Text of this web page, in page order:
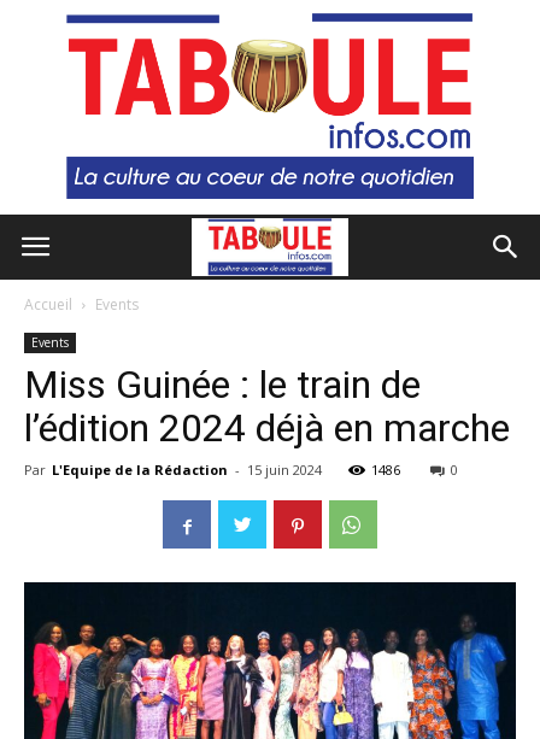
Accueil Events
Events
Miss Guinée : le train de
l’édition 2024 déjà en marche
Par L'Equipe de la Rédaction - 15 juin 2024 1486 0